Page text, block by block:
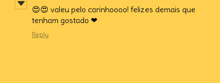
😍😍 valeu pelo carinhoooo! felizes demais que
tenham gostado ❤
Reply